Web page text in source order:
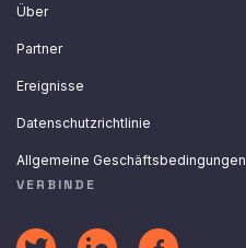
Über
Partner
Ereignisse
Datenschutzrichtlinie
Allgemeine Geschäftsbedingungen
VERBINDE